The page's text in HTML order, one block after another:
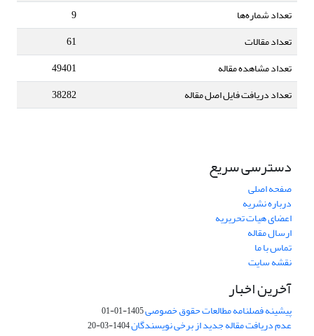
تعداد شماره‌ها
9
تعداد مقالات
61
تعداد مشاهده مقاله
49401
تعداد دریافت فایل اصل مقاله
38282
دسترسی سریع
صفحه اصلی
درباره نشریه
اعضای هیات تحریریه
ارسال مقاله
تماس با ما
نقشه سایت
آخرین اخبار
پیشینه فصلنامه مطالعات حقوق خصوصی1405-01-01
عدم دریافت مقاله جدید از برخی نویسندگان1404-03-20